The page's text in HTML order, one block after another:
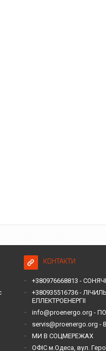
КОНТАКТИ
+380976668813 -
+380935516736 -
ЕЛЛЕКТРОЕНЕРГІІ
info@proenergo.org -
servis@proenergo.org -
МИ В СОЦМЕРЕЖАХ
ОФІС м.Одеса, вул.